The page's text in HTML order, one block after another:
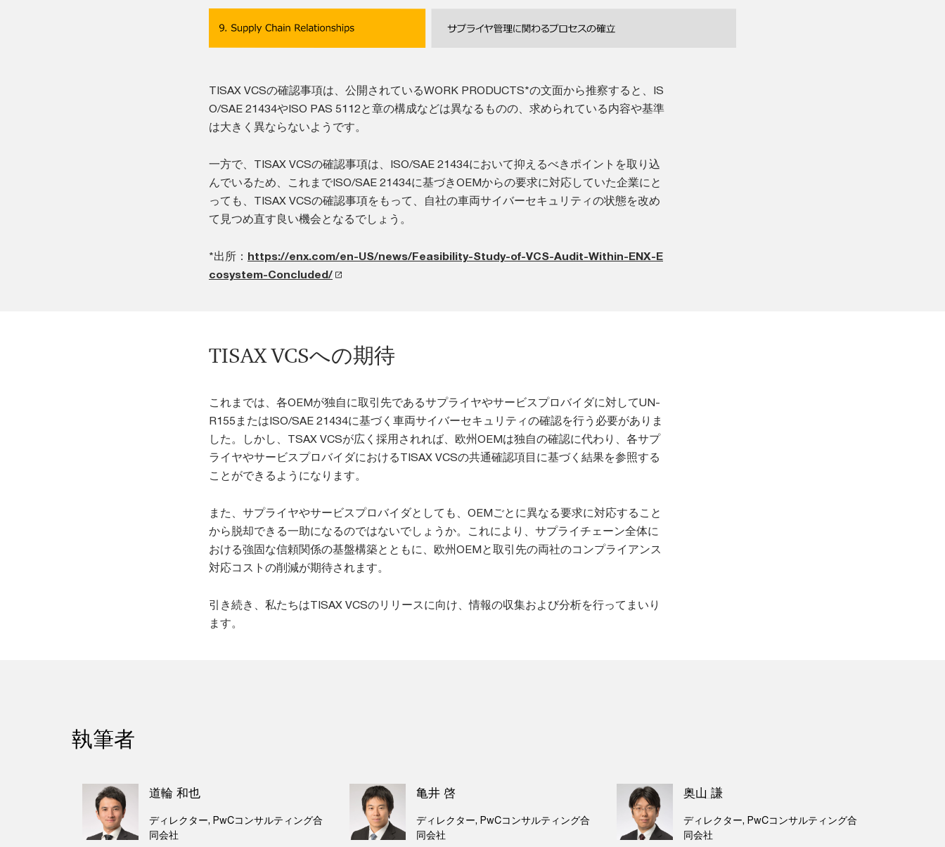
TISAX VCSの確認事項は、公開されているWORK PRODUCTS*の文面から推察すると、IS
O/SAE 21434やISO PAS 5112と章の構成などは異なるものの、求められている内容や基準
は大きく異ならないようです。
一方で、TISAX VCSの確認事項は、ISO/SAE 21434において抑えるべきポイントを取り込
んでいるため、これまでISO/SAE 21434に基づきOEMからの要求に対応していた企業にと
っても、TISAX VCSの確認事項をもって、自社の車両サイバーセキュリティの状態を改め
て見つめ直す良い機会となるでしょう。
*出所： https://enx.com/en-US/news/Feasibility-Study-of-VCS-Audit-Within-ENX-E
cosystem-Concluded/
TISAX VCSへの期待
これまでは、各OEMが独自に取引先であるサプライヤやサービスプロバイダに対してUN-
R155またはISO/SAE 21434に基づく車両サイバーセキュリティの確認を行う必要がありま
した。しかし、TSAX VCSが広く採用されれば、欧州OEMは独自の確認に代わり、各サプ
ライヤやサービスプロバイダにおけるTISAX VCSの共通確認項目に基づく結果を参照する
ことができるようになります。
また、サプライヤやサービスプロバイダとしても、OEMごとに異なる要求に対応すること
から脱却できる一助になるのではないでしょうか。これにより、サプライチェーン全体に
おける強固な信頼関係の基盤構築とともに、欧州OEMと取引先の両社のコンプライアンス
対応コストの削減が期待されます。
引き続き、私たちはTISAX VCSのリリースに向け、情報の収集および分析を行ってまいり
ます。
執筆者
道輪 和也
ディレクター, PwCコンサルティング合
同会社
亀井 啓
ディレクター, PwCコンサルティング合
同会社
奥山 謙
ディレクター, PwCコンサルティング合
同会社